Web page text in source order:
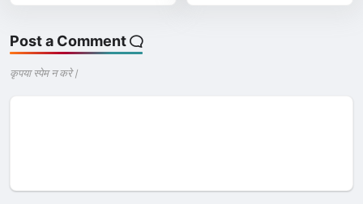
Post a Comment
कृपया स्पेम न करे |